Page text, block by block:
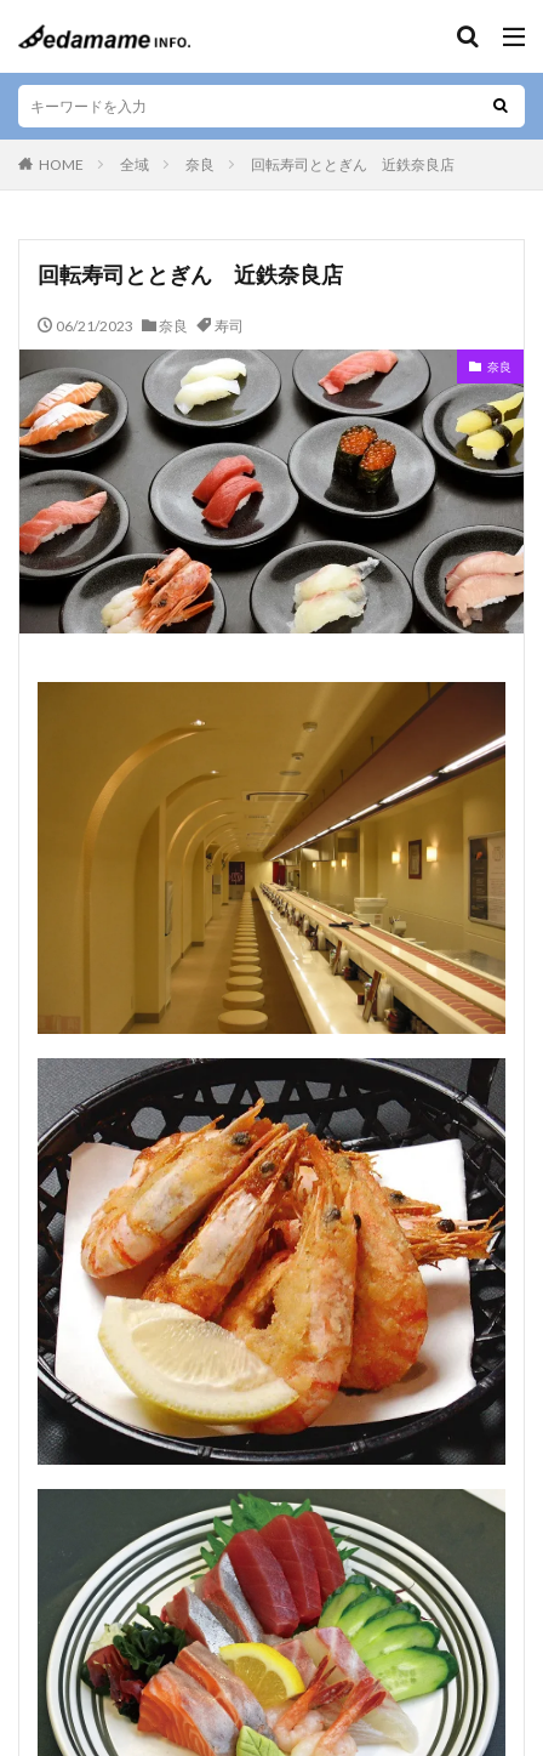
HOME 全域 奈良 回転寿司ととぎん 近鉄奈良店
回転寿司ととぎん 近鉄奈良店
06/21/2023 奈良 寿司
奈良
エリア
テイクアウト
お好み焼き
肉料理
お土産 ご当地料理
ベジタリアン
ステーキ
海鮮 カレー 串焼き
バー
焼肉
しゃぶしゃぶ すきやき
グルテンフリー
定食
ビーガン 串カツ 日本酒
そば
懐石料理
中華料理 天ぷら ハラル
うどん
とんかつ 和牛 焼き鳥
検索